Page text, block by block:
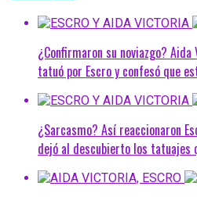
¿Confirmaron su noviazgo?
tatuó por Escro y confesó que
¿Sarcasmo? Así reaccionaron
dejó al descubierto los tatuajes